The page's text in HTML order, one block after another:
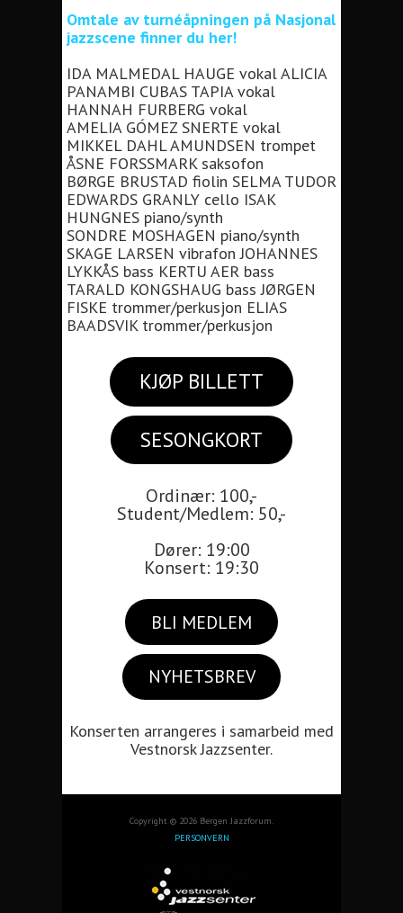
Omtale av turnéåpningen på Nasjonal
jazzscene finner du her!
IDA MALMEDAL HAUGE vokal ALICIA
PANAMBI CUBAS TAPIA vokal
HANNAH FURBERG vokal
AMELIA GÓMEZ SNERTE vokal
MIKKEL DAHL AMUNDSEN trompet
ÅSNE FORSSMARK saksofon
BØRGE BRUSTAD fiolin SELMA TUDOR
EDWARDS GRANLY cello ISAK
HUNGNES piano/synth
SONDRE MOSHAGEN piano/synth
SKAGE LARSEN vibrafon JOHANNES
LYKKÅS bass KERTU AER bass
TARALD KONGSHAUG bass JØRGEN
FISKE trommer/perkusjon ELIAS
BAADSVIK trommer/perkusjon
KJØP BILLETT
SESONGKORT
Ordinær: 100,-
Student/Medlem: 50,-
Dører: 19:00
Konsert: 19:30
BLI MEDLEM
NYHETSBREV
Konserten arrangeres i samarbeid med
Vestnorsk Jazzsenter.
Copyright © 2026 Bergen Jazzforum.
PERSONVERN